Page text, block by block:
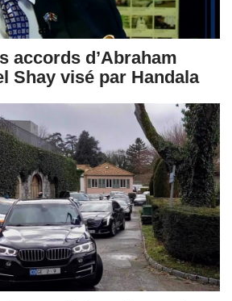
accords d’Abraham
Shay visé par Handala